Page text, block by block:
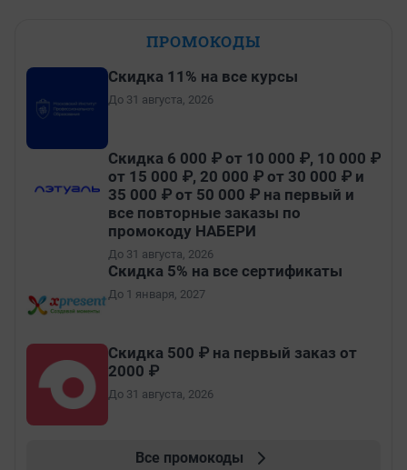
ПРОМОКОДЫ
Скидка 11% на все курсы
До 31 августа, 2026
Скидка 6 000 ₽ от 10 000 ₽, 10 000 ₽
от 15 000 ₽, 20 000 ₽ от 30 000 ₽ и
35 000 ₽ от 50 000 ₽ на первый и
все повторные заказы по
промокоду НАБЕРИ
До 31 августа, 2026
Скидка 5% на все сертификаты
До 1 января, 2027
Скидка 500 ₽ на первый заказ от
2000 ₽
До 31 августа, 2026
Все промокоды